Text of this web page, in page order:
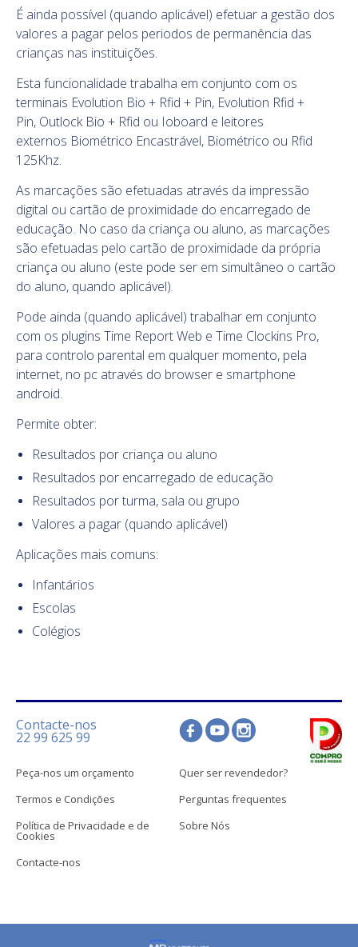
É ainda possível (quando aplicável) efetuar a gestão dos
valores a pagar pelos periodos de permanência das
crianças nas instituições.
Esta funcionalidade trabalha em conjunto com os
terminais Evolution Bio + Rfid + Pin, Evolution Rfid +
Pin, Outlock Bio + Rfid ou Ioboard e leitores
externos Biométrico Encastrável, Biométrico ou Rfid
125Khz.
As marcações são efetuadas através da impressão
digital ou cartão de proximidade do encarregado de
educação. No caso da criança ou aluno, as marcações
são efetuadas pelo cartão de proximidade da própria
criança ou aluno (este pode ser em simultâneo o cartão
do aluno, quando aplicável).
Pode ainda (quando aplicável) trabalhar em conjunto
com os plugins Time Report Web e Time Clockins Pro,
para controlo parental em qualquer momento, pela
internet, no pc através do browser e smartphone
android.
Permite obter:
Resultados por criança ou aluno
Resultados por encarregado de educação
Resultados por turma, sala ou grupo
Valores a pagar (quando aplicável)
Aplicações mais comuns:
Infantários
Escolas
Colégios
Contacte-nos
22 99 625 99
Peça-nos um orçamento
Quer ser revendedor?
Termos e Condições
Perguntas frequentes
Política de Privacidade e de
Cookies
Sobre Nós
Contacte-nos